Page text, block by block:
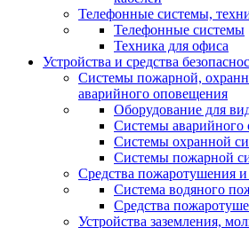
Телефонные системы,
Телефонные системы
Техника для офиса
Устройства и средства
Системы пожарной,
аварийного оповещения
Оборудование для
Системы аварийного
Системы охранной
Системы пожарной
Средства пожаротушения
Система водяного
Средства
Устройства заземления,